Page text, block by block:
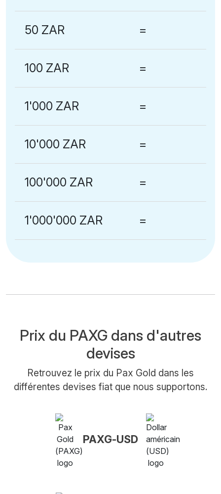
50 ZAR =
100 ZAR =
1'000 ZAR =
10'000 ZAR =
100'000 ZAR =
1'000'000 ZAR =
Prix du PAXG dans d'autres
devises
Retrouvez le prix du Pax Gold dans les
différentes devises fiat que nous supportons.
PAXG-USD